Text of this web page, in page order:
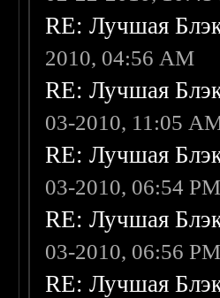
RE: Лучшая
2010, 04:56 AM
RE: Лучшая
03-2010, 11:05
RE: Лучшая
03-2010, 06:54 PM
RE: Лучшая
03-2010, 06:56 PM
RE: Лучшая